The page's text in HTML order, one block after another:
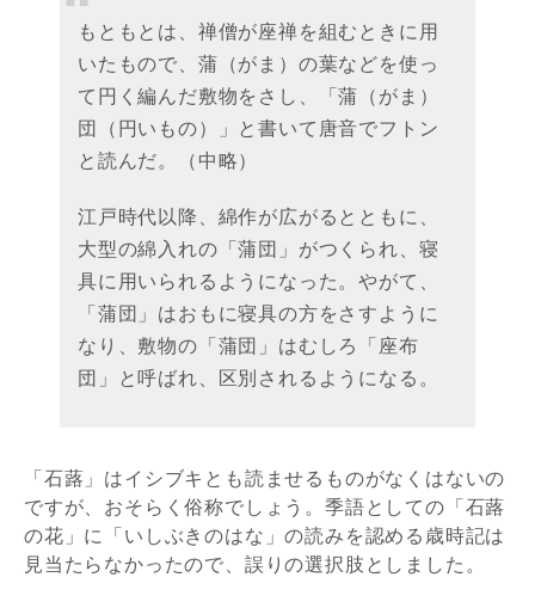
もともとは、禅僧が座禅を組むときに用
いたもので、蒲（がま）の葉などを使っ
て円く編んだ敷物をさし、「蒲（がま）
団（円いもの）」と書いて唐音でフトン
と読んだ。（中略）
江戸時代以降、綿作が広がるとともに、
大型の綿入れの「蒲団」がつくられ、寝
具に用いられるようになった。やがて、
「蒲団」はおもに寝具の方をさすように
なり、敷物の「蒲団」はむしろ「座布
団」と呼ばれ、区別されるようになる。
「石蕗」はイシブキとも読ませるものがなくはないの
ですが、おそらく俗称でしょう。季語としての「石蕗
の花」に「いしぶきのはな」の読みを認める歳時記は
見当たらなかったので、誤りの選択肢としました。